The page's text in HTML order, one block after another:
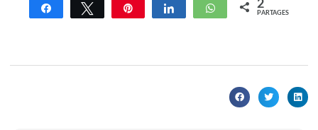
Partagez Tweetez Enregistrer Partagez WhatsApp
2
PARTAGES